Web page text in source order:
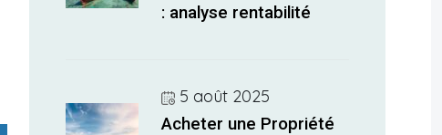
: analyse rentabilité
5 août 2025
Acheter une Propriété